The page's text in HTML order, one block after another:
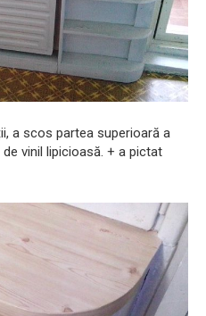
a scos partea superioară a
vinil lipicioasă. + a pictat